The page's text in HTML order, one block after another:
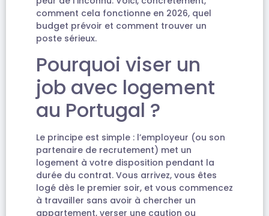
comment cela fonctionne en 2026, quel
budget prévoir et comment trouver un
poste sérieux.
Pourquoi viser un
job avec logement
au Portugal ?
Le principe est simple : l’employeur (ou son
partenaire de recrutement) met un
logement à votre disposition pendant la
durée du contrat. Vous arrivez, vous êtes
logé dès le premier soir, et vous commencez
à travailler sans avoir à chercher un
appartement, verser une caution ou